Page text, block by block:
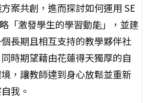
案共創，進而探討如何運用 SE
「激發學生的學習動能」，並建
長期且相互支持的教學夥伴社
時期望藉由花蓮得天獨厚的自
，讓教師達到身心放鬆並重新
我。